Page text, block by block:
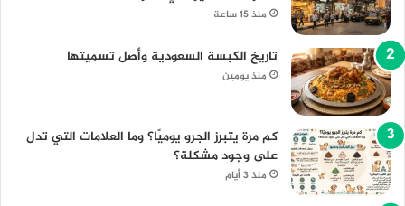
منذ 15 ساعة
تاريخ الكبسة السعودية وأصل تسميتها
منذ يومين
كم مرة يتبرز الجرو يوميًا؟ وما العلامات التي تدل
على وجود مشكلة؟
منذ 3 أيام